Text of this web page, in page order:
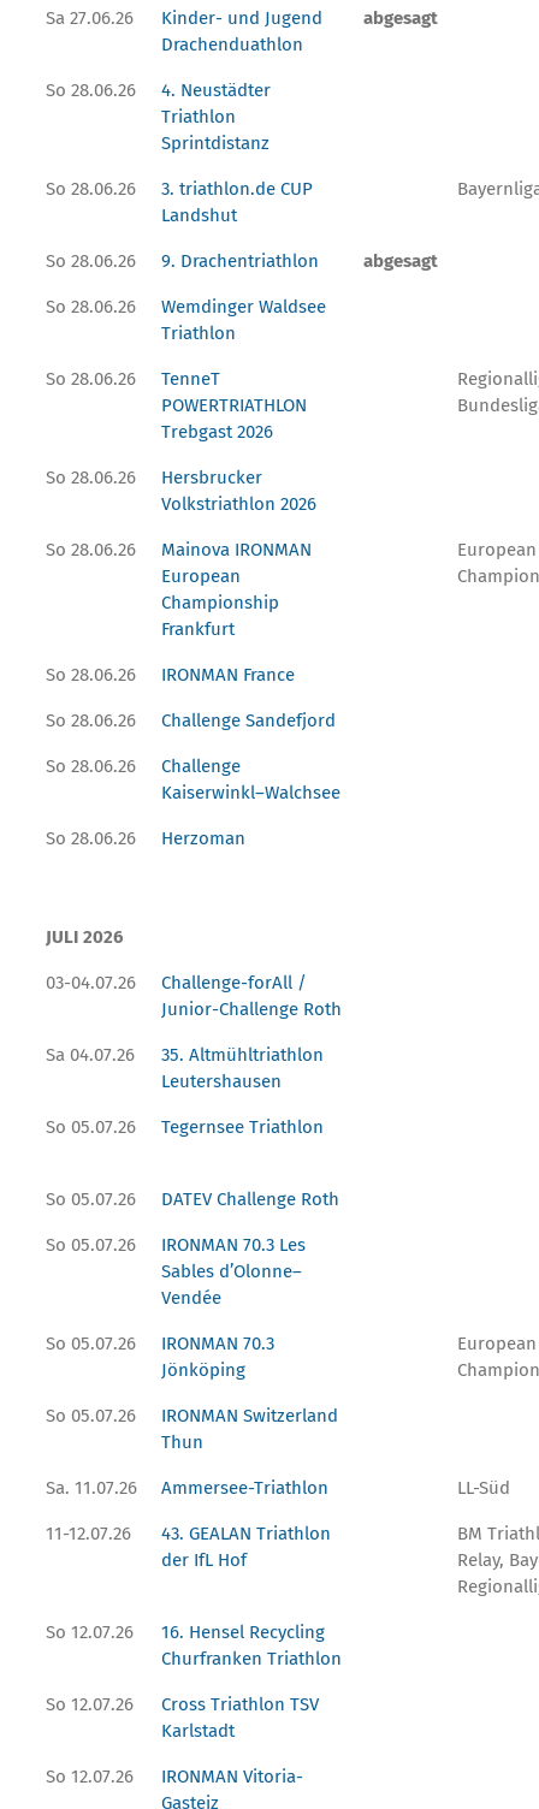
Sa 27.06.26
Kinder- und Jugend
Drachenduathlon
abgesagt
So 28.06.26
4. Neustädter
Triathlon
Sprintdistanz
So 28.06.26
3. triathlon.de CUP
Landshut
So 28.06.26 9. Drachentriathlon abgesagt
So 28.06.26
Wemdinger Waldsee
Triathlon
So 28.06.26
TenneT
POWERTRIATHLON
Trebgast 2026
So 28.06.26
Hersbrucker
Volkstriathlon 2026
So 28.06.26
Mainova IRONMAN
European
Championship
Frankfurt
European
So 28.06.26 IRONMAN France
So 28.06.26 Challenge Sandefjord
So 28.06.26
Challenge
Kaiserwinkl–Walchsee
So 28.06.26 Herzoman
JULI 2026
03-04.07.26
Challenge-forAll /
Junior-Challenge Roth
Sa 04.07.26
35. Altmühltriathlon
Leutershausen
So 05.07.26 Tegernsee Triathlon
So 05.07.26 DATEV Challenge Roth
So 05.07.26
IRONMAN 70.3 Les
Sables d’Olonne–
Vendée
So 05.07.26
IRONMAN 70.3
Jönköping
European
So 05.07.26
IRONMAN Switzerland
Thun
Sa. 11.07.26 Ammersee-Triathlon LL-Süd
11-12.07.26
43. GEALAN Triathlon
der IfL Hof
BM
Relay,
So 12.07.26
16. Hensel Recycling
Churfranken Triathlon
So 12.07.26
Cross Triathlon TSV
Karlstadt
So 12.07.26
IRONMAN Vitoria-
Gasteiz